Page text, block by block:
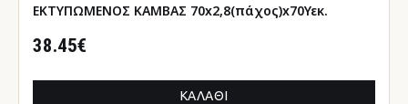
ΕΚΤΥΠΩΜΕΝΟΣ ΚΑΜΒΑΣ 70x2,8(πάχος)x70Υεκ.
38.45€
ΚΑΛΆΘΙ